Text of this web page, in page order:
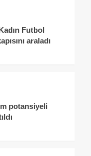
Futbol
araladı
potansiyeli